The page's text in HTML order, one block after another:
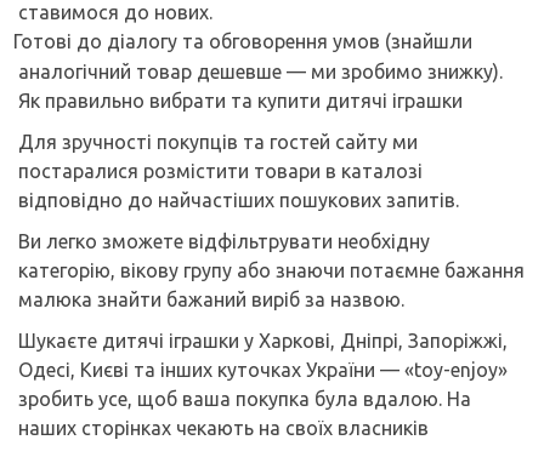
ставимося до нових.
Готові до діалогу та обговорення умов (знайшли
аналогічний товар дешевше — ми зробимо знижку).
Як правильно вибрати та купити дитячі іграшки
Для зручності покупців та гостей сайту ми
постаралися розмістити товари в каталозі
відповідно до найчастіших пошукових запитів.
Ви легко зможете відфільтрувати необхідну
категорію, вікову групу або знаючи потаємне бажання
малюка знайти бажаний виріб за назвою.
Шукаєте дитячі іграшки у Харкові, Дніпрі, Запоріжжі,
Одесі, Києві та інших куточках України — «toy-enjoy»
зробить усе, щоб ваша покупка була вдалою. На
наших сторінках чекають на своїх власників